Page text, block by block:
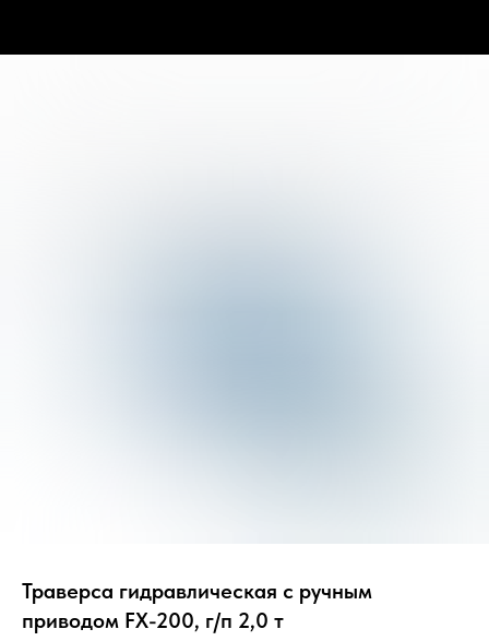
Траверса гидравлическая с ручным
приводом FX-200, г/п 2,0 т